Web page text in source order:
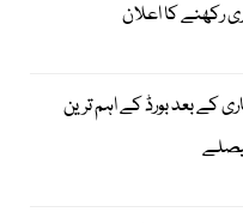
رکھنے کا اعلان
کے بعد بورڈ کے اہم ترین